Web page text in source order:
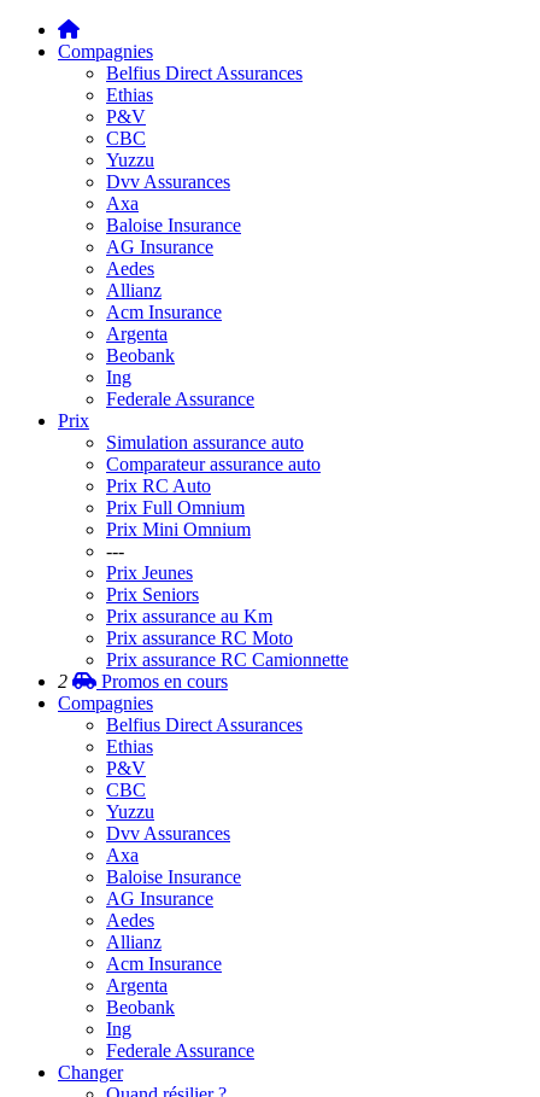
Compagnies
Belfius Direct Assurances
Ethias
P&V
CBC
Yuzzu
Dvv Assurances
Axa
Baloise Insurance
AG Insurance
Aedes
Allianz
Acm Insurance
Argenta
Beobank
Ing
Federale Assurance
Prix
Simulation assurance auto
Comparateur assurance auto
Prix RC Auto
Prix Full Omnium
Prix Mini Omnium
---
Prix Jeunes
Prix Seniors
Prix assurance au Km
Prix assurance RC Moto
Prix assurance RC Camionnette
2
Promos en cours
Compagnies
Belfius Direct Assurances
Ethias
P&V
CBC
Yuzzu
Dvv Assurances
Axa
Baloise Insurance
AG Insurance
Aedes
Allianz
Acm Insurance
Argenta
Beobank
Ing
Federale Assurance
Changer